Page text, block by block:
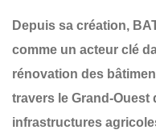
Depuis sa création,
comme un acteur clé
rénovation des
travers le Grand-Ouest
infrastructures